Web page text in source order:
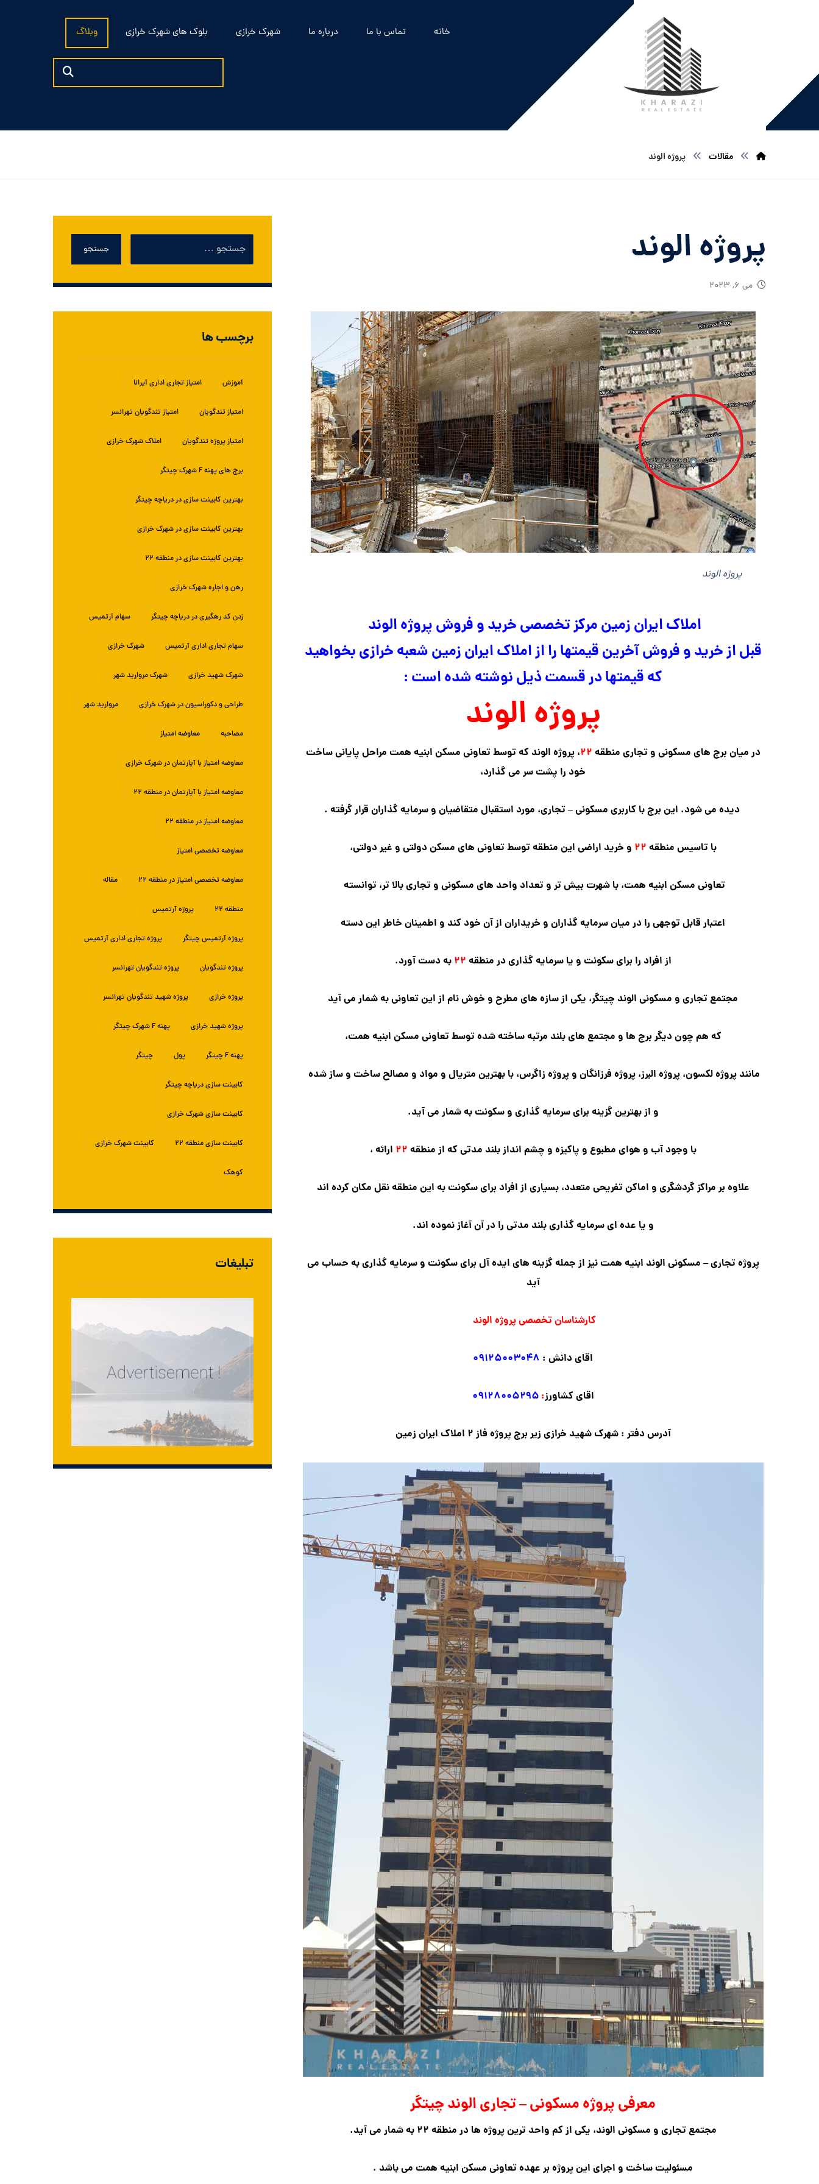
خانه تماس با ما درباره ما شهرک خرازی بلوک های شهرک خرازی وبلاگ
مقالات پروژه الوند
پروژه الوند
می ۶, ۲۰۲۳
پروژه الوند
املاک ایران زمین مرکز تخصصی خرید و فروش پروژه الوند
قبل از خرید و فروش آخرین قیمتها را از املاک ایران زمین شعبه خرازی بخواهید
که قیمتها در قسمت ذیل نوشته شده است :
پروژه الوند
در میان برج های مسکونی و تجاری منطقه ۲۲، پروژه الوند که توسط تعاونی مسکن ابنیه همت مراحل پایانی ساخت
خود را پشت سر می گذارد،
دیده می شود. این برج با کاربری مسکونی – تجاری، مورد استقبال متقاضیان و سرمایه گذاران قرار گرفته .
با تاسیس منطقه ۲۲ و خرید اراضی این منطقه توسط تعاونی های مسکن دولتی و غیر دولتی،
تعاونی مسکن ابنیه همت، با شهرت بیش تر و تعداد واحد های مسکونی و تجاری بالا تر، توانسته
اعتبار قابل توجهی را در میان سرمایه گذاران و خریداران از آن خود کند و اطمینان خاطر این دسته
از افراد را برای سکونت و یا سرمایه گذاری در منطقه ۲۲ به دست آورد.
مجتمع تجاری و مسکونی الوند چیتگر، یکی از سازه های مطرح و خوش نام از این تعاونی به شمار می آید
که هم چون دیگر برج ها و مجتمع های بلند مرتبه ساخته شده توسط تعاونی مسکن ابنیه همت،
مانند پروژه لکسون، پروژه البرز، پروژه فرزانگان و پروژه زاگرس، با بهترین متریال و مواد و مصالح ساخت و ساز شده
و از بهترین گزینه برای سرمایه گذاری و سکونت به شمار می آید.
با وجود آب و هوای مطبوع و پاکیزه و چشم انداز بلند مدتی که از منطقه ۲۲ ارائه ،
علاوه بر مراکز گردشگری و اماکن تفریحی متعدد، بسیاری از افراد برای سکونت به این منطقه نقل مکان کرده اند
و یا عده ای سرمایه گذاری بلند مدتی را در آن آغاز نموده اند.
پروژه تجاری – مسکونی الوند ابنیه همت نیز از جمله گزینه های ایده آل برای سکونت و سرمایه گذاری به حساب می
آید
کارشناسان تخصصی پروژه الوند
اقای دانش : ۰۹۱۲۵۰۰۳۰۴۸
اقای کشاورز:۰۹۱۲۸۰۰۵۲۹۵
آدرس دفتر : شهرک شهید خرازی زیر برج پروژه فاز ۲ املاک ایران زمین
معرفی پروژه مسکونی – تجاری الوند چیتگر
مجتمع تجاری و مسکونی الوند، یکی از کم واحد ترین پروژه ها در منطقه ۲۲ به شمار می آید.
مسئولیت ساخت و اجرای این پروژه بر عهده تعاونی مسکن ابنیه همت می باشد .
جستجو
برچسب ها
آموزش امتیاز تجاری اداری آیرانا
امتیاز تندگویان امتیاز تندگویان تهرانسر
امتیاز پروژه تندگویان املاک شهرک خرازی
برج های پهنه F شهرک چیتگر
بهترین کابینت سازی در دریاچه چیتگر
بهترین کابینت سازی در شهرک خرازی
بهترین کابینت سازی در منطقه ۲۲
رهن و اجاره شهرک خرازی
زدن کد رهگیری در دریاچه چیتگر سهام آرتمیس
سهام تجاری اداری آرتمیس شهرک خرازی
شهرک شهید خرازی شهرک مروارید شهر
طراحی و دکوراسیون در شهرک خرازی مروارید شهر
مصاحبه معاوضه امتیاز
معاوضه امتیاز با آپارتمان در شهرک خرازی
معاوضه امتیاز با آپارتمان در منطقه ۲۲
معاوضه امتیاز در منطقه ۲۲
معاوضه تخصصی امتیاز
معاوضه تخصصی امتیاز در منطقه ۲۲ مقاله
منطقه ۲۲ پروژه آرتمیس
پروژه آرتمیس چیتگر پروژه تجاری اداری آرتمیس
پروژه تندگویان پروژه تندگویان تهرانسر
پروژه خرازی پروژه شهید تندگویان تهرانسر
پروژه شهید خرازی پهنه F شهرک چیتگر
پهنه F چیتگر پول چیتگر
کابینت سازی دریاچه چیتگر
کابینت سازی شهرک خرازی
کابینت سازی منطقه ۲۲ کابینت شهرک خرازی
کوهک
تبلیغات